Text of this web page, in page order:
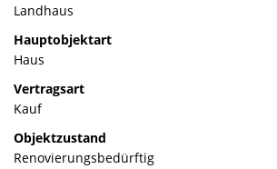
Landhaus
Hauptobjektart
Haus
Vertragsart
Kauf
Objektzustand
Renovierungsbedürftig